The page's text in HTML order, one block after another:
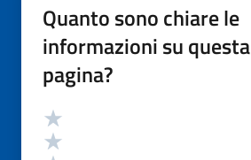
Quanto sono chiare le
informazioni su questa
pagina?
Valutazione